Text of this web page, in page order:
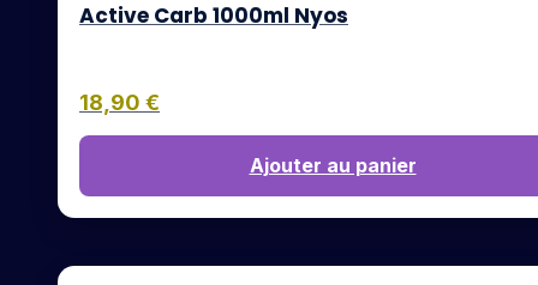
Active Carb 1000ml Nyos
18,90 €
Ajouter au panier